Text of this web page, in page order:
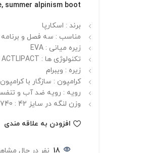
summer alpinism boot
برند : اسکارپا
مناسب : سه فصل و
زیره میانی : EVA
تکنولوژی ها : HDry® – ۳۷.۵ – ACTIV FIT – ACTLIPACT
زیره : ویبرام
کرامپون : سازگار با
رویه : رویه ضد آب و
وزن لنگه در سایز 42 : 740 گرم
افزودن به علاقه مندی
18 نفر در حال